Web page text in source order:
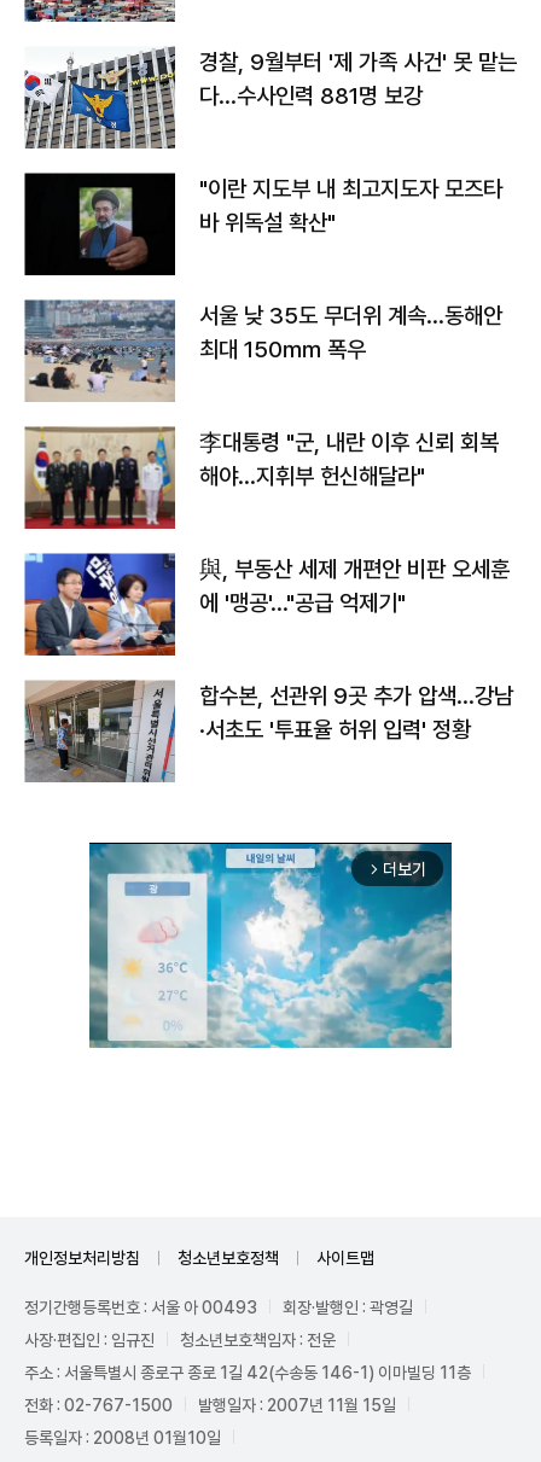
경찰, 9월부터 '제 가족 사건' 못 맡는
다…수사인력 881명 보강
"이란 지도부 내 최고지도자 모즈타
바 위독설 확산"
서울 낮 35도 무더위 계속…동해안
최대 150㎜ 폭우
李대통령 "군, 내란 이후 신뢰 회복
해야…지휘부 헌신해달라"
與, 부동산 세제 개편안 비판 오세훈
에 '맹공'…"공급 억제기"
합수본, 선관위 9곳 추가 압색…강남
·서초도 '투표율 허위 입력' 정황
arrow_forward_ios 더보기
개인정보처리방침 청소년보호정책 사이트맵
정기간행등록번호 : 서울 아 00493
회장·발행인 : 곽영길
사장·편집인 : 임규진
청소년보호책임자 : 전운
주소 : 서울특별시 종로구 종로 1길 42(수송동 146-1) 이마빌딩 11층
전화 : 02-767-1500
발행일자 : 2007년 11월 15일
등록일자 : 2008년 01월10일